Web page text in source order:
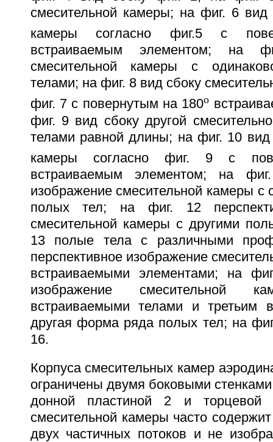
смесительной камеры; на фиг. 6 вид
камеры согласно фиг.5 с
встраиваемым элементом; на
смесительной камеры с
телами; на фиг. 8 вид сбоку
фиг. 7 с повернутым на 180о
фиг. 9 вид сбоку другой
телами равной длины; на фиг. 10 вид
камеры согласно фиг. 9 с
встраиваемым элементом; на
изображение смесительной камеры
полых тел; на фиг. 12
смесительной камеры с другими
13 полые тела с различными
перспективное изображение
встраиваемыми элементами; на
изображение смесительной
встраиваемыми телами и третьим
другая форма ряда полых тел; на
16.
Корпуса смесительных камер
ограничены двумя боковыми
донной пластиной 2 и торцевой
смесительной камеры часто
двух частичных потоков и не